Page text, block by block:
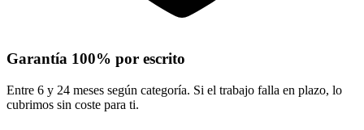
Garantía 100% por escrito
Entre 6 y 24 meses según categoría. Si el trabajo falla en plazo, lo
cubrimos sin coste para ti.